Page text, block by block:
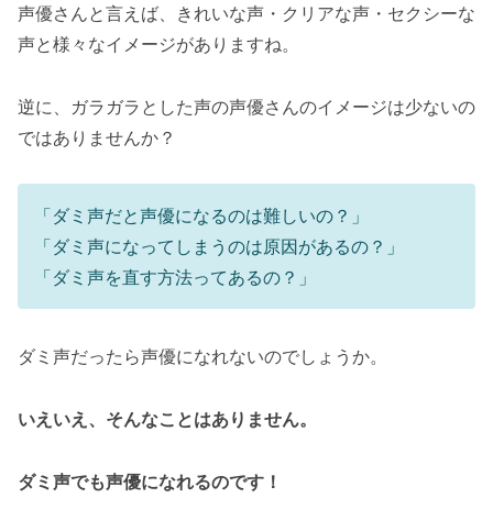
声優さんと言えば、きれいな声・クリアな声・セクシーな
声と様々なイメージがありますね。
逆に、ガラガラとした声の声優さんのイメージは少ないの
ではありませんか？
「ダミ声だと声優になるのは難しいの？」
「ダミ声になってしまうのは原因があるの？」
「ダミ声を直す方法ってあるの？」
ダミ声だったら声優になれないのでしょうか。
いえいえ、そんなことはありません。
ダミ声でも声優になれるのです！